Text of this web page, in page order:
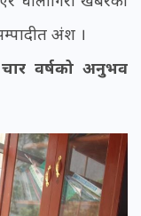
अंश ।
वर्षको अनुभव